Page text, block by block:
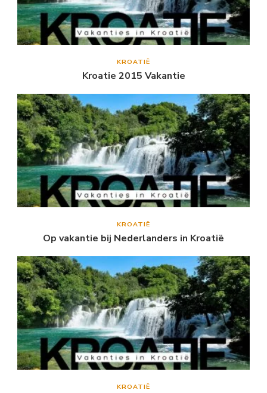
KROATIË
Kroatie 2015 Vakantie
KROATIË
Op vakantie bij Nederlanders in Kroatië
KROATIË